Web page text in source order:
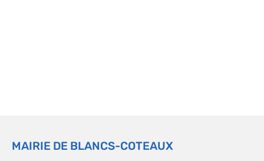
MAIRIE DE BLANCS-COTEAUX